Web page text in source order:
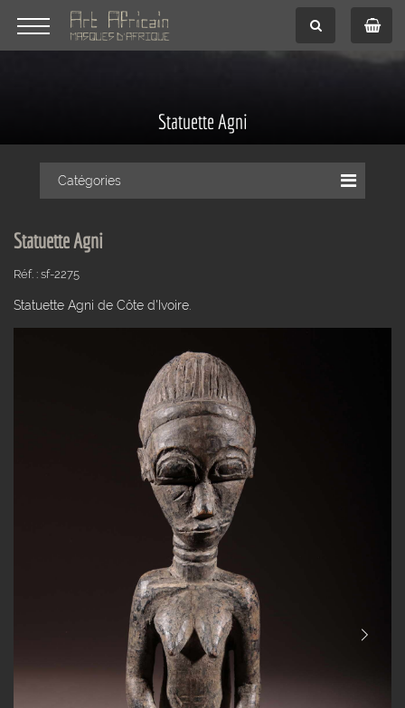
Statuette Agni
Catégories
Statuette Agni
Réf. : sf-2275
Statuette Agni de Côte d'Ivoire.